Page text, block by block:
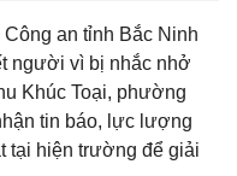
an tỉnh Bắc Ninh
người vì bị nhắc nhở
Khúc Toại, phường
tin báo, lực lượng
tại hiện trường để giải